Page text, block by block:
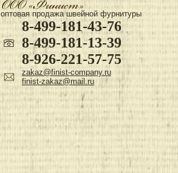
оптовая продажа швейной фурнитуры
8-499-181-43-76
8-499-181-13-39
8-926-221-57-75
zakaz@finist-company.ru
finist-zakaz@mail.ru